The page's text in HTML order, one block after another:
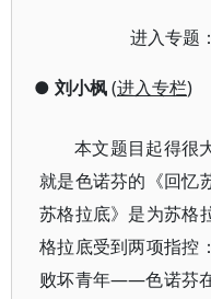
进入专题
● 刘小枫(进入专栏)
本文题目起得很
就是色诺芬的《回忆
苏格拉底》是为苏格
格拉底受到两项指控
败坏青年——色诺芬